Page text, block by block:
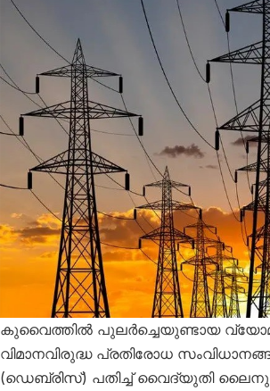
കുവൈത്തിൽ പുലർച്ചെയുണ്ടായ
വിമാനവിരുദ്ധ പ്രതിരോധ
(ഡെബ്രിസ്) പതിച്ച് വൈദ്യുതി